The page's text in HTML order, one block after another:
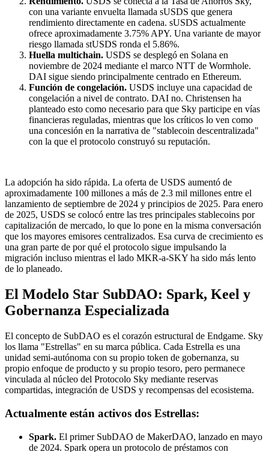
con una variante envuelta llamada sUSDS que genera
rendimiento directamente en cadena. sUSDS actualmente
ofrece aproximadamente 3.75% APY. Una variante de mayor
riesgo llamada stUSDS ronda el 5.86%.
Huella multichain. USDS se desplegó en Solana en
noviembre de 2024 mediante el marco NTT de Wormhole.
DAI sigue siendo principalmente centrado en Ethereum.
Función de congelación. USDS incluye una capacidad de
congelación a nivel de contrato. DAI no. Christensen ha
planteado esto como necesario para que Sky participe en vías
financieras reguladas, mientras que los críticos lo ven como
una concesión en la narrativa de "stablecoin descentralizada"
con la que el protocolo construyó su reputación.
La adopción ha sido rápida. La oferta de USDS aumentó de
aproximadamente 100 millones a más de 2.3 mil millones entre el
lanzamiento de septiembre de 2024 y principios de 2025. Para enero
de 2025, USDS se colocó entre las tres principales stablecoins por
capitalización de mercado, lo que lo pone en la misma conversación
que los mayores emisores centralizados. Esa curva de crecimiento es
una gran parte de por qué el protocolo sigue impulsando la
migración incluso mientras el lado MKR-a-SKY ha sido más lento
de lo planeado.
El Modelo Star SubDAO: Spark, Keel y
Gobernanza Especializada
El concepto de SubDAO es el corazón estructural de Endgame. Sky
los llama "Estrellas" en su marca pública. Cada Estrella es una
unidad semi-autónoma con su propio token de gobernanza, su
propio enfoque de producto y su propio tesoro, pero permanece
vinculada al núcleo del Protocolo Sky mediante reservas
compartidas, integración de USDS y recompensas del ecosistema.
Actualmente están activos dos Estrellas:
Spark. El primer SubDAO de MakerDAO, lanzado en mayo
de 2024. Spark opera un protocolo de préstamos con